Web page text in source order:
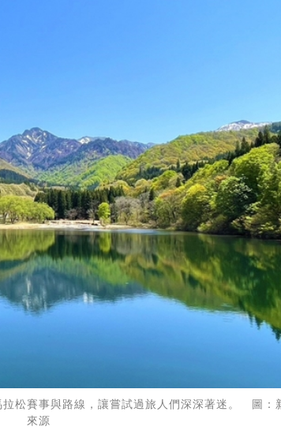
松賽事與路線，讓嘗試過旅人們深深著迷。 圖：
來源